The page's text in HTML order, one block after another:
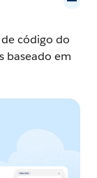
código do
baseado em